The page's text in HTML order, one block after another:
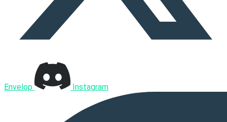
Envelop Instagram